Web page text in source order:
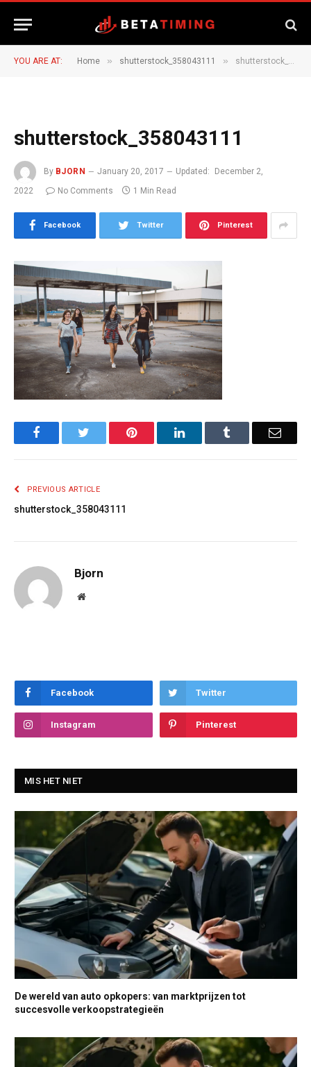
YOU ARE AT: Home » shutterstock_358043111 » shutterstock_358043111
shutterstock_358043111
By BJORN January 20, 2017 Updated:
December 2,
2022
No Comments 1 Min Read
Facebook Twitter Pinterest
Facebook Pinterest LinkedIn Email
PREVIOUS ARTICLE
shutterstock_358043111
Bjorn
Website
Facebook Twitter
Instagram Pinterest
MIS HET NIET
De wereld van auto opkopers: van marktprijzen tot
succesvolle verkoopstrategieën